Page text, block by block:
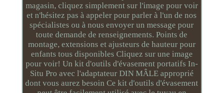
magasin, cliquez simplement sur l'image pour voir
et n'hésitez pas à appeler pour parler à l'un de nos
spécialistes ou à nous envoyer un message pour
toute demande de renseignements. Points de
montage, extensions et ajusteurs de hauteur pour
enfants tous disponibles Cliquez sur une image
pour voir! Un kit d'outils d'évasement portatifs In-
Situ Pro avec l'adaptateur DIN MÂLE approprié
dont vous aurez besoin Ce kit d'outils d'évasement